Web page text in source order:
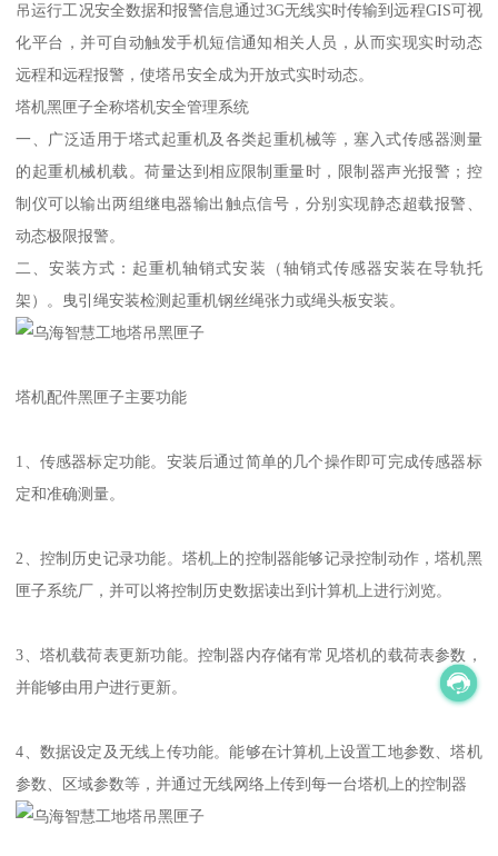
吊运行工况安全数据和报警信息通过3G无线实时传输到远程GIS可视
化平台，并可自动触发手机短信通知相关人员，从而实现实时动态
远程和远程报警，使塔吊安全成为开放式实时动态。
塔机黑匣子全称塔机安全管理系统
一、广泛适用于塔式起重机及各类起重机械等，塞入式传感器测量
的起重机械机载。荷量达到相应限制重量时，限制器声光报警；控
制仪可以输出两组继电器输出触点信号，分别实现静态超载报警、
动态极限报警。
二、安装方式：起重机轴销式安装（轴销式传感器安装在导轨托
架）。曳引绳安装检测起重机钢丝绳张力或绳头板安装。
塔机配件黑匣子主要功能
1、传感器标定功能。安装后通过简单的几个操作即可完成传感器标
定和准确测量。
2、控制历史记录功能。塔机上的控制器能够记录控制动作，塔机黑
匣子系统厂，并可以将控制历史数据读出到计算机上进行浏览。
3、塔机载荷表更新功能。控制器内存储有常见塔机的载荷表参数，
并能够由用户进行更新。
4、数据设定及无线上传功能。能够在计算机上设置工地参数、塔机
参数、区域参数等，并通过无线网络上传到每一台塔机上的控制器